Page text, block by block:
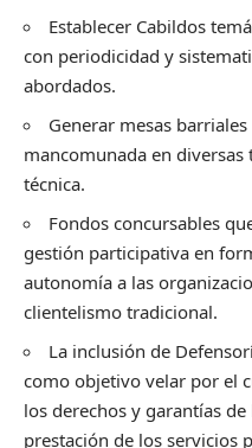
Establecer Cabildos
con periodicidad y
abordados.
Generar mesas
mancomunada en diversas
técnica.
Fondos concursables
gestión participativa en
autonomía a las
clientelismo tradicional.
La inclusión de
como objetivo velar por el
los derechos y garantías
prestación de los servicios